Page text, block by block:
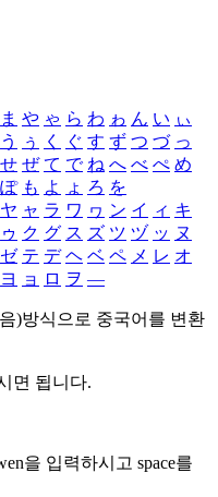
ま や ゃ ら わ ゎ ん い ぃ
う ぅ く ぐ す ず つ づ っ
せ ぜ て で ね へ べ ぺ め
ぽ も よ ょ ろ を
ヤ ャ ラ ワ ヮ ン イ ィ キ
ゥ ク グ ス ズ ツ ヅ ッ ヌ
ゼ テ デ ヘ ベ ペ メ レ オ
ヨ ョ ロ ヲ ―
)방식으로 중국어를 변환
면 됩니다.
을 입력하시고 space를